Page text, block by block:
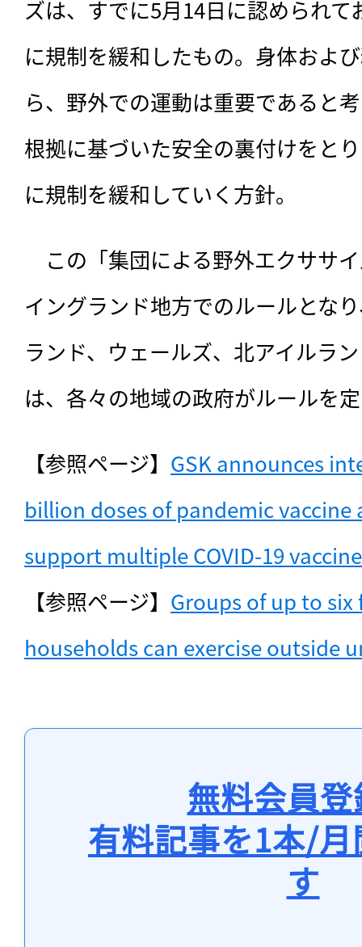
ズは、すでに5月14日に認められ
に規制を緩和したもの。身体およ
ら、野外での運動は重要であると
根拠に基づいた安全の裏付けをと
に規制を緩和していく方針。
この「集団による野外エクササ
イングランド地方でのルールとな
ランド、ウェールズ、北アイルラ
は、各々の地域の政府がルールを
【参照ページ】 GSK announces
billion doses of pandemic vaccine
support multiple COVID-19
【参照ページ】 Groups of up to
households can exercise outside
無料会員
有料記事を1本/
す